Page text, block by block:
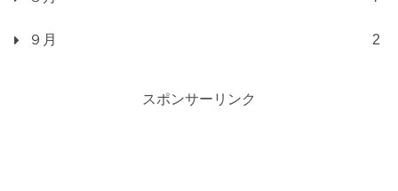
９月 2
スポンサーリンク